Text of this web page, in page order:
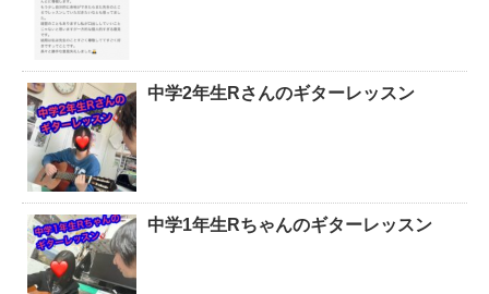
中学2年生Rさんのギターレッスン
中学1年生Rちゃんのギターレッスン